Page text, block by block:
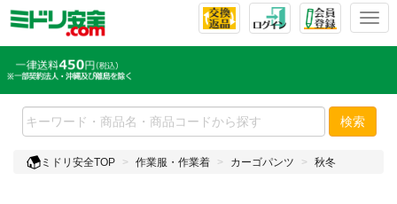
T
l
e
n
検索
ミドリ安全TOP 作業服・作業着 カーゴパンツ 秋冬